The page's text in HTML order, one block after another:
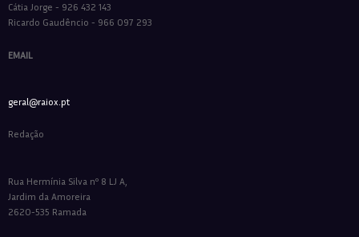
Cátia Jorge - 926 432 143
Ricardo Gaudêncio - 966 097 293
EMAIL
geral@raiox.pt
Redação
Rua Hermínia Silva nº 8 LJ A,
Jardim da Amoreira
2620-535 Ramada